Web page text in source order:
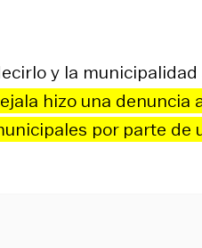
y la
hizo una
por parte